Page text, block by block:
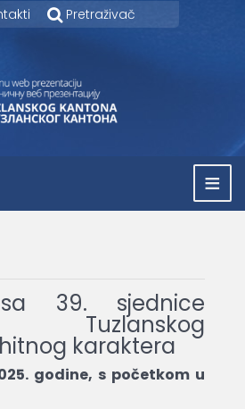
Pretraživač
≡
39. sjednice
Tuzlanskog
karaktera
godine, s početkom u